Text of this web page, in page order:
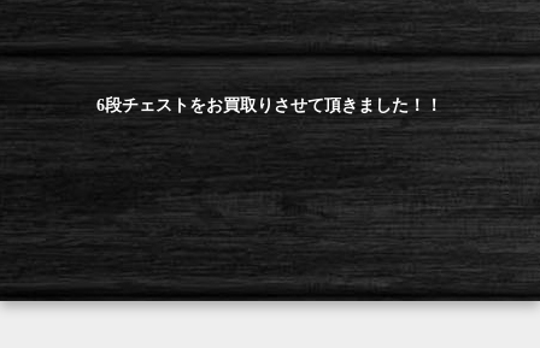
6段チェストをお買取りさせて頂きました！！